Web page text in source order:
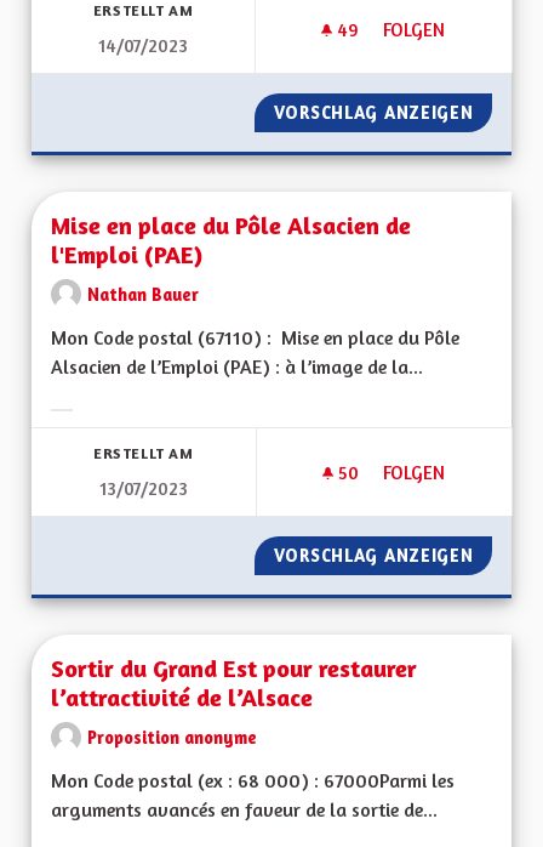
ERSTELLT AM
14/07/2023
49 49 FOLLOWER
FOLGEN
POUR UNE
VORSCHLAG ANZEIGEN POUR
Mise en place du Pôle Alsacien de
l'Emploi (PAE)
Nathan Bauer
Mon Code postal (67110) : Mise en place du Pôle
Alsacien de l’Emploi (PAE) : à l’image de la...
ERSTELLT AM
13/07/2023
50 50 FOLLOWER
FOLGEN
MISE EN PLACE
VORSCHLAG ANZEIGEN MISE
Sortir du Grand Est pour restaurer
l’attractivité de l’Alsace
Proposition anonyme
Mon Code postal (ex : 68 000) : 67000Parmi les
arguments avancés en faveur de la sortie de...